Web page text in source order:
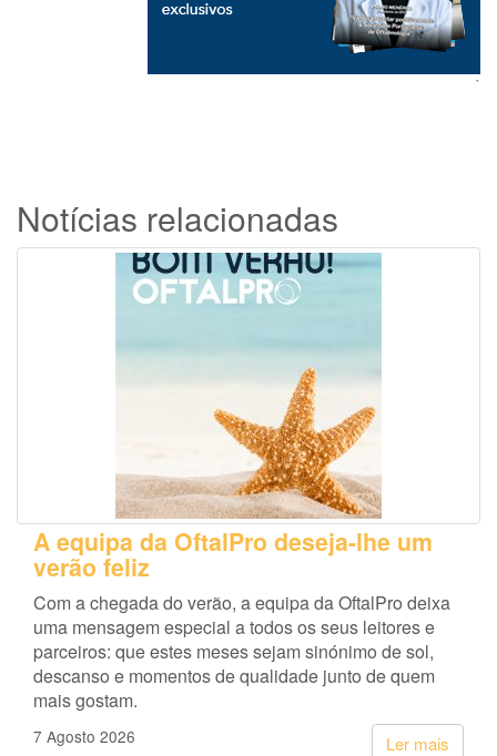
`
Notícias relacionadas
A equipa da OftalPro deseja-lhe um
verão feliz
Com a chegada do verão, a equipa da OftalPro deixa
uma mensagem especial a todos os seus leitores e
parceiros: que estes meses sejam sinónimo de sol,
descanso e momentos de qualidade junto de quem
mais gostam.
Ler mais
7 Agosto 2026